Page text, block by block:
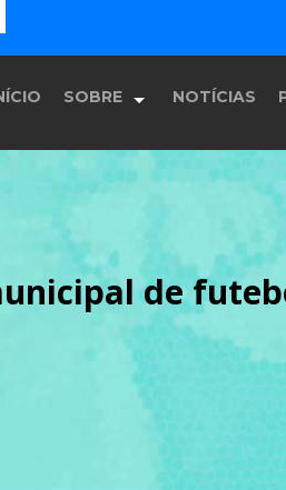
SOBRE
História
Equipe
Programação
NOTÍCIAS
de